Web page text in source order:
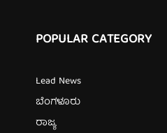
POPULAR CATEGORY
Lead News
ಬೆಂಗಳೂರು
ರಾಜ್ಯ